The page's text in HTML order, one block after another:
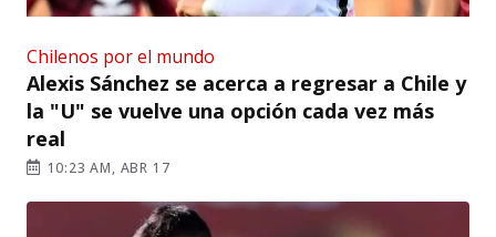
Chilenos por el mundo
Alexis Sánchez se acerca a regresar a Chile y
la "U" se vuelve una opción cada vez más
real
10:23 AM, ABR 17